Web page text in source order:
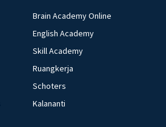
Brain Academy Online
English Academy
Skill Academy
Ruangkerja
Schoters
Kalananti